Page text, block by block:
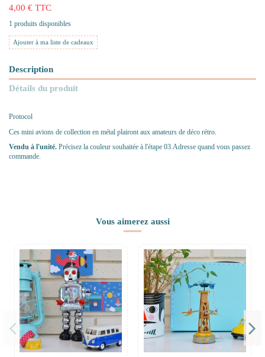
4,00 € TTC
1 produits disponibles
Ajouter à ma liste de cadeaux
Description
Détails du produit
Protocol
Ces mini avions de collection en métal plairont aux amateurs de déco rétro.
Vendu à l'unité. Précisez la couleur souhaitée à l'étape 03.Adresse quand vous passez
commande.
Vous aimerez aussi